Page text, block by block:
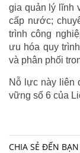
gia quản lý lĩnh
cấp nước;
trình công
ưu hóa quy
và phân phối
Nỗ lực này liên
vững số 6 của
CHIA SẺ ĐẾN BẠN